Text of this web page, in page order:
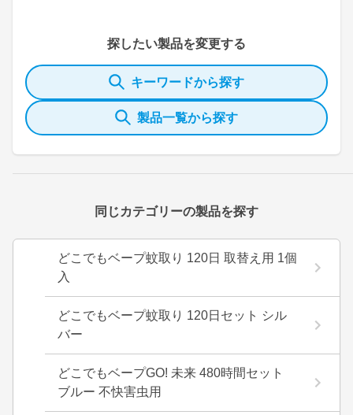
探したい製品を変更する
キーワードから探す
製品一覧から探す
同じカテゴリーの製品を探す
どこでもベープ蚊取り 120日 取替え用 1個
入
どこでもベープ蚊取り 120日セット シル
バー
どこでもベープGO! 未来 480時間セット
ブルー 不快害虫用